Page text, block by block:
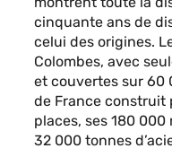
cinquante ans de
celui des origines.
Colombes, avec
et couvertes sur 60
de France construit
places, ses 180
32 000 tonnes